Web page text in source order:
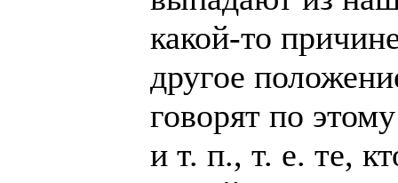
какой-то
другое
говорят по
и т. п., т. е. те,